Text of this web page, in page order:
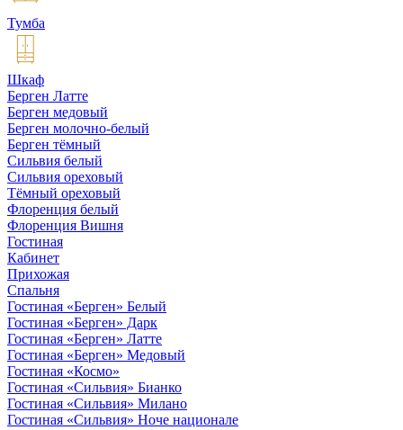
Тумба
Шкаф
Берген Латте
Берген медовый
Берген молочно-белый
Берген тёмный
Сильвия белый
Сильвия ореховый
Тёмный ореховый
Флоренция белый
Флоренция Вишня
Гостиная
Кабинет
Прихожая
Спальня
Гостиная «Берген» Белый
Гостиная «Берген» Дарк
Гостиная «Берген» Латте
Гостиная «Берген» Медовый
Гостиная «Космо»
Гостиная «Сильвия» Бианко
Гостиная «Сильвия» Милано
Гостиная «Сильвия» Ноче национале